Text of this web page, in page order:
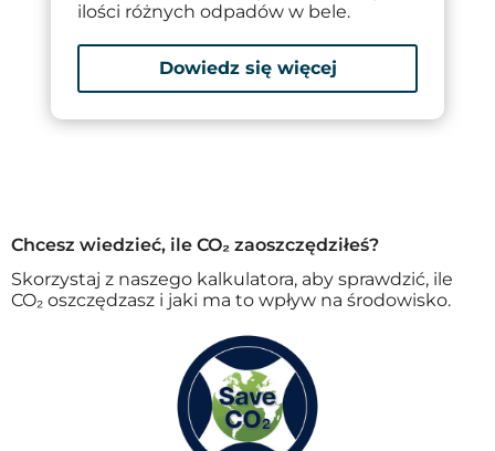
ilości różnych odpadów w bele.
Dowiedz się więcej
Chcesz wiedzieć, ile CO₂ zaoszczędziłeś?
Skorzystaj z naszego kalkulatora, aby sprawdzić, ile
CO₂ oszczędzasz i jaki ma to wpływ na środowisko.